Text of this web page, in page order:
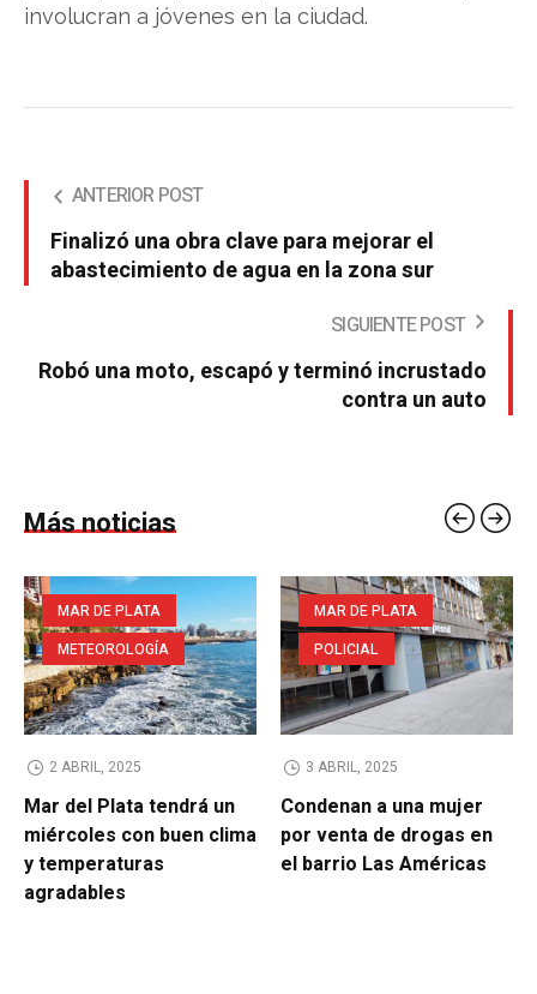
involucran a jóvenes en la ciudad.
ANTERIOR POST
Finalizó una obra clave para mejorar el
abastecimiento de agua en la zona sur
SIGUIENTE POST
Robó una moto, escapó y terminó incrustado
contra un auto
Más noticias
MAR DE PLATA
METEOROLOGÍA
2 ABRIL, 2025
Mar del Plata tendrá un
miércoles con buen clima
y temperaturas
agradables
MAR DE PLATA
POLICIAL
3 ABRIL, 2025
Condenan a una mujer
por venta de drogas en
el barrio Las Américas